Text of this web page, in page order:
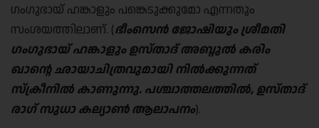
ഗംഗുഭായ് ഹങ്കാളും പങ്കെടുക്കുമോ എന്നതും
സംശയത്തിലാണ്. (ഭീംസെൻ ജോഷിയും ശ്രീമതി
ഗംഗുഭായ് ഹങ്കാളും ഉസ്താദ് അബ്ദുൽ കരിം
ഖാന്റെ ഛായാചിത്രവുമായി നിൽക്കുന്നത്
സ്ക്രീനിൽ കാണുന്നു. പശ്ചാ‍ത്തലത്തിൽ, ഉസ്താദ്
രാഗ് സുധാ കല്യാൺ ആലാപനം).